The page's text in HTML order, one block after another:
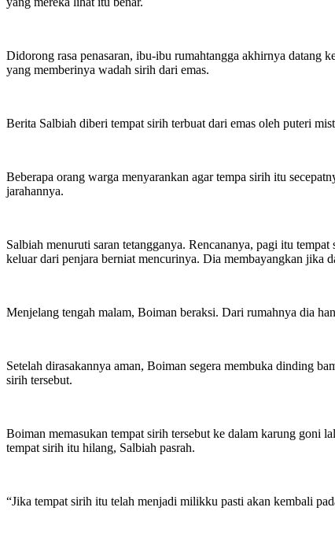
Didorong rasa penasaran, ibu-ibu rumahtangga akhirnya datang
yang memberinya wadah sirih dari emas.
Berita Salbiah diberi tempat sirih terbuat dari emas oleh puteri
Beberapa orang warga menyarankan agar tempa sirih itu
jarahannya.
Salbiah menuruti saran tetangganya. Rencananya, pagi itu
keluar dari penjara berniat mencurinya. Dia membayangkan jika
Menjelang tengah malam, Boiman beraksi. Dari rumahnya dia
Setelah dirasakannya aman, Boiman segera membuka dinding
sirih tersebut.
Boiman memasukan tempat sirih tersebut ke dalam karung goni
tempat sirih itu hilang, Salbiah pasrah.
“Jika tempat sirih itu telah menjadi milikku pasti akan kembali